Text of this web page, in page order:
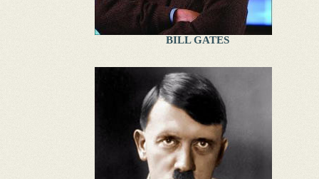
BILL GATES